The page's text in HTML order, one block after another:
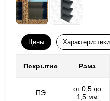
Цены Характеристики
Покрытие Рама
ПЭ
от 0,5 до
1,5 мм